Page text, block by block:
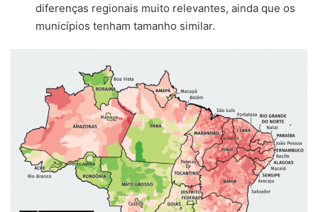
diferenças regionais muito relevantes, ainda que os
municípios tenham tamanho similar.